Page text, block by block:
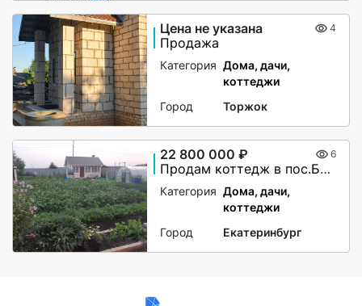
Цена не указана 4
Продажа
Категория Дома, дачи,
коттеджи
Город
Торжок
22 800 000 ₽ 6
Продам коттедж в пос.Бобровский
Категория Дома, дачи,
коттеджи
Город
Екатеринбург